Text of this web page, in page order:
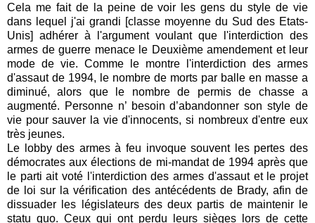
Cela me fait de la peine de voir les gens du style de vie
dans lequel j'ai grandi [classe moyenne du Sud des Etats-
Unis] adhérer à l'argument voulant que l'interdiction des
armes de guerre menace le Deuxième amendement et leur
mode de vie. Comme le montre l'interdiction des armes
d'assaut de 1994, le nombre de morts par balle en masse a
diminué, alors que le nombre de permis de chasse a
augmenté. Personne n’ besoin d’abandonner son style de
vie pour sauver la vie d'innocents, si nombreux d'entre eux
très jeunes.
Le lobby des armes à feu invoque souvent les pertes des
démocrates aux élections de mi-mandat de 1994 après que
le parti ait voté l'interdiction des armes d'assaut et le projet
de loi sur la vérification des antécédents de Brady, afin de
dissuader les législateurs des deux partis de maintenir le
statu quo. Ceux qui ont perdu leurs sièges lors de cette